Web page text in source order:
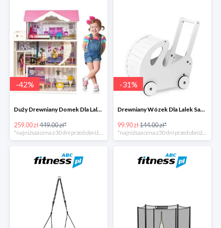
-42%
Duży Drewniany Domek Dla Lalek Z Akcesoriami -42%
259.00 zł449.00 zł*
*najniższa cena z 30 dni przed obniżką
-31%
Drewniany Wózek Dla Lalek Sapphire -31%
99.90 zł144.00 zł*
*najniższa cena z 30 dni przed obniżką